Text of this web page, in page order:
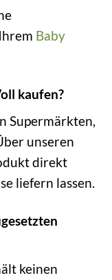
Baby
kaufen?
Supermärkten,
unseren
direkt
liefern lassen.
keinen